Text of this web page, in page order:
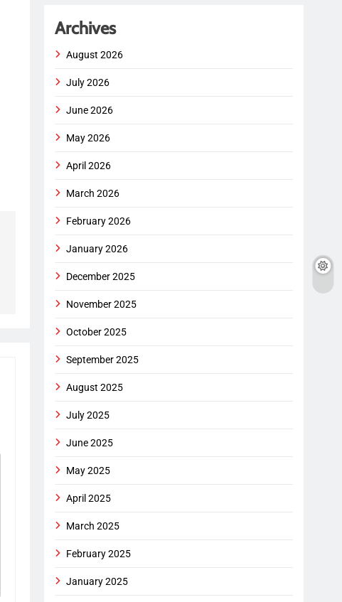
Archives
August 2026
July 2026
June 2026
May 2026
April 2026
March 2026
February 2026
January 2026
December 2025
November 2025
October 2025
September 2025
August 2025
July 2025
June 2025
May 2025
April 2025
March 2025
February 2025
January 2025